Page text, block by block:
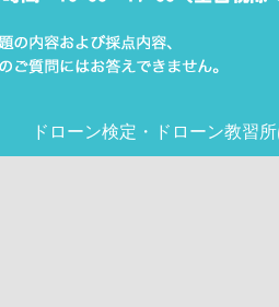
ドローン検定 ・ ドローン教習所